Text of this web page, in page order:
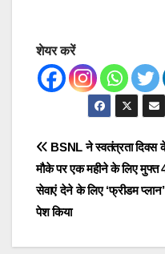
शेयर करें
Post
navigation
BSNL ने स्वतंत्रता दिवस
मौके पर एक महीने के लिए मुफ्त
सेवाएं देने के लिए ‘फ्रीडम प्लान’
पेश किया